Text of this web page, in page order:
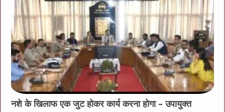
नशे के खिलाफ एक जुट होकर कार्य करना होगा – उपायुक्त